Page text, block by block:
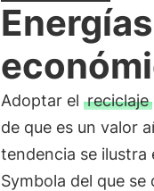
Adoptar el reciclaje
de que es un valor
tendencia se ilustra
Symbola del que